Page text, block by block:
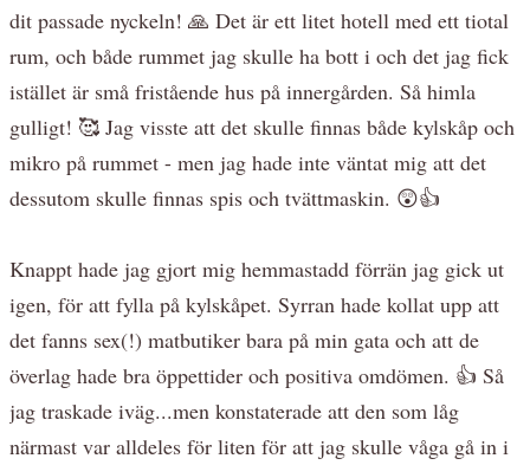
dit passade nyckeln! 🙏 Det är ett litet hotell med ett tiotal
rum, och både rummet jag skulle ha bott i och det jag fick
istället är små fristående hus på innergården. Så himla
gulligt! 🥰 Jag visste att det skulle finnas både kylskåp och
mikro på rummet - men jag hade inte väntat mig att det
dessutom skulle finnas spis och tvättmaskin. 😲👍
Knappt hade jag gjort mig hemmastadd förrän jag gick ut
igen, för att fylla på kylskåpet. Syrran hade kollat upp att
det fanns sex(!) matbutiker bara på min gata och att de
överlag hade bra öppettider och positiva omdömen. 👍 Så
jag traskade iväg...men konstaterade att den som låg
närmast var alldeles för liten för att jag skulle våga gå in i